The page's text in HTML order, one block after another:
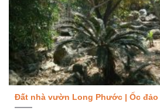
Đất nhà vườn Long Phước | Ốc đảo